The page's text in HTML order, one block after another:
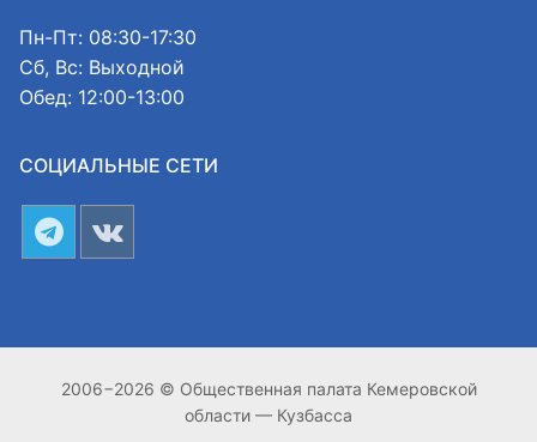
Пн-Пт: 08:30-17:30
Сб, Вс: Выходной
Обед: 12:00-13:00
СОЦИАЛЬНЫЕ СЕТИ
2006−2026 © Общественная палата Кемеровской
области — Кузбасса